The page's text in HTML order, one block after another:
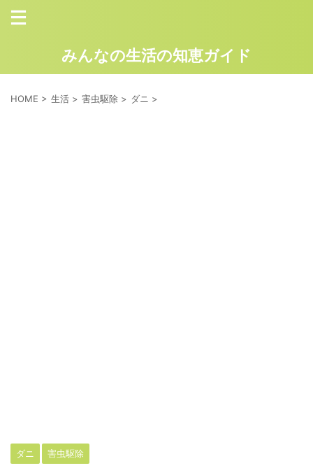
みんなの生活の知恵ガイド
HOME > 生活 > 害虫駆除 > ダニ >
ダニ 害虫駆除